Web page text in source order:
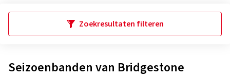
Zoekresultaten filteren
Seizoenbanden van Bridgestone